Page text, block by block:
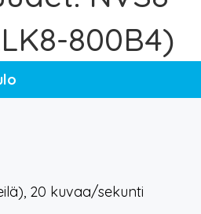
800B4)
20 kuvaa/sekunti